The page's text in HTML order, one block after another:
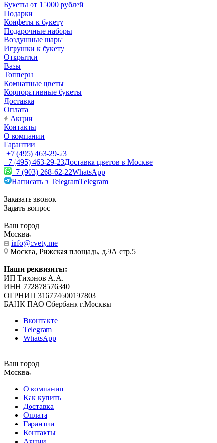
Букеты от 15000 рублей
Подарки
Конфеты к букету
Подарочные наборы
Воздушные шары
Игрушки к букету
Открытки
Вазы
Топперы
Комнатные цветы
Корпоративные букеты
Доставка
Оплата
Акции
Контакты
О компании
Гарантии
+7 (495) 463-29-23
+7 (495) 463-29-23Доставка цветов в Москве
+7 (903) 268-62-22WhatsApp
Написать в TelegramTelegram
Заказать звонок
Задать вопрос
Ваш город
Москва
info@cvety.me
Москва, Рижская площадь, д.9А стр.5
Наши реквизиты:
ИП Тихонов А.А.
ИНН 772878576340
ОГРНИП 316774600197803
БАНК ПАО Сбербанк г.Москвы
Вконтакте
Telegram
WhatsApp
Ваш город
Москва
О компании
Как купить
Доставка
Оплата
Гарантии
Контакты
Акции